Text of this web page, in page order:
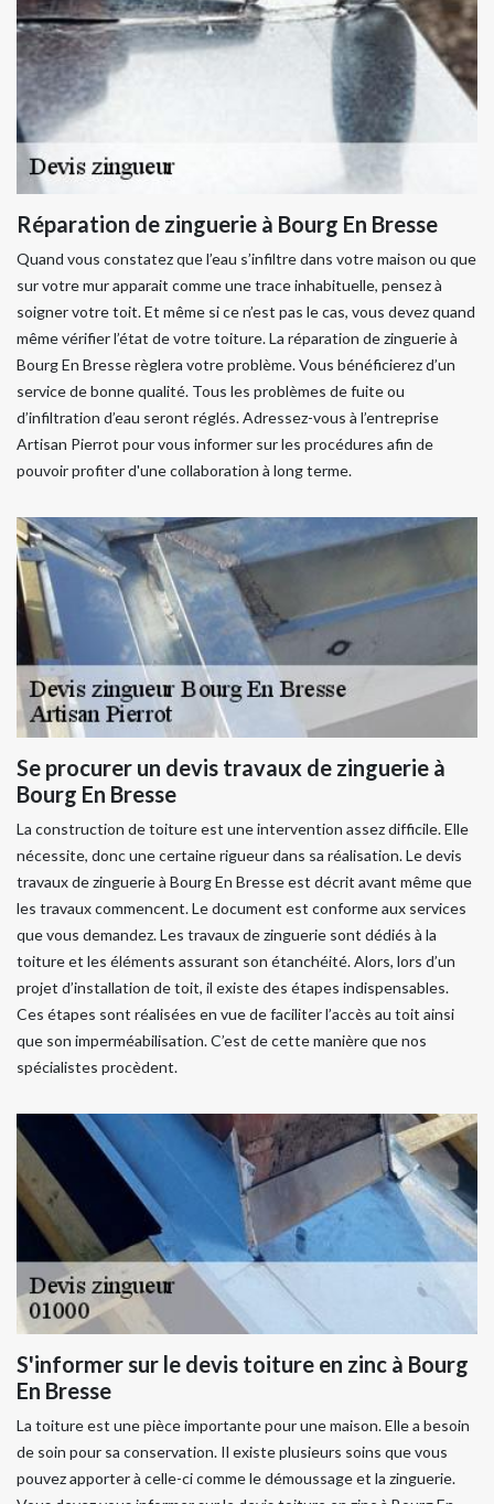
Réparation de zinguerie à Bourg En Bresse
Quand vous constatez que l’eau s’infiltre dans votre maison ou que
sur votre mur apparait comme une trace inhabituelle, pensez à
soigner votre toit. Et même si ce n’est pas le cas, vous devez quand
même vérifier l’état de votre toiture. La réparation de zinguerie à
Bourg En Bresse règlera votre problème. Vous bénéficierez d’un
service de bonne qualité. Tous les problèmes de fuite ou
d’infiltration d’eau seront réglés. Adressez-vous à l’entreprise
Artisan Pierrot pour vous informer sur les procédures afin de
pouvoir profiter d'une collaboration à long terme.
Se procurer un devis travaux de zinguerie à
Bourg En Bresse
La construction de toiture est une intervention assez difficile. Elle
nécessite, donc une certaine rigueur dans sa réalisation. Le devis
travaux de zinguerie à Bourg En Bresse est décrit avant même que
les travaux commencent. Le document est conforme aux services
que vous demandez. Les travaux de zinguerie sont dédiés à la
toiture et les éléments assurant son étanchéité. Alors, lors d’un
projet d’installation de toit, il existe des étapes indispensables.
Ces étapes sont réalisées en vue de faciliter l’accès au toit ainsi
que son imperméabilisation. C’est de cette manière que nos
spécialistes procèdent.
S'informer sur le devis toiture en zinc à Bourg
En Bresse
La toiture est une pièce importante pour une maison. Elle a besoin
de soin pour sa conservation. Il existe plusieurs soins que vous
pouvez apporter à celle-ci comme le démoussage et la zinguerie.